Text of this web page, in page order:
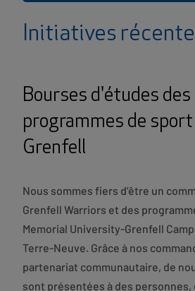
Initiatives
Bourses d'études des
programmes de
Grenfell
Nous sommes fiers d’être un
Grenfell Warriors et des
Memorial University-Grenfell
Terre-Neuve. Grâce à nos
partenariat communautaire, de
sont présentées à des personnes,